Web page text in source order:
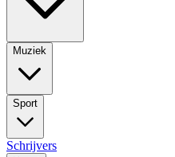
Muziek
Sport
Schrijvers